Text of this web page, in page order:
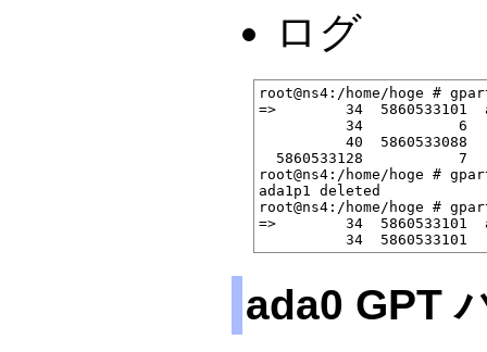
ログ
root@ns4:/home/hoge #
=>        34  5860533101
34           6
40  5860533088
5860533128           7
root@ns4:/home/hoge #
ada1p1 deleted
root@ns4:/home/hoge #
=>        34  5860533101
ada0 GPT